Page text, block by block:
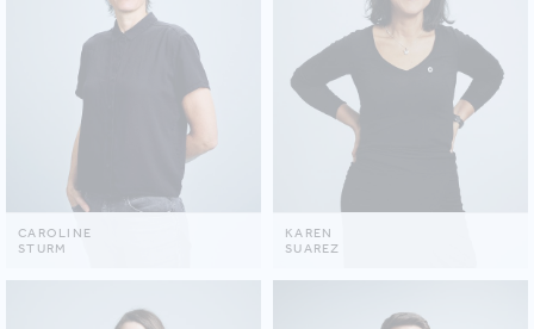
CAROLINE
STURM
KAREN
SUAREZ